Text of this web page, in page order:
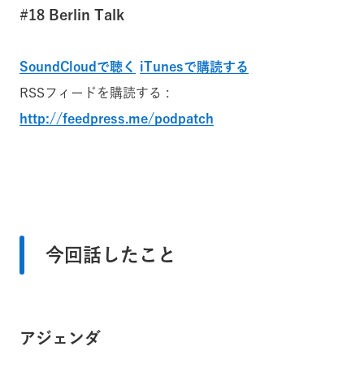
#18 Berlin Talk
SoundCloudで聴く
iTunesで購読する
RSSフィードを購読する :
http://feedpress.me/podpatch
今回話したこと
アジェンダ